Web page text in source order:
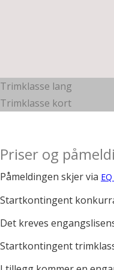
Trimklasse lang
Trimklasse kort
Priser og
Påmeldingen skjer via
Startkontingent
Det kreves
Startkontingent